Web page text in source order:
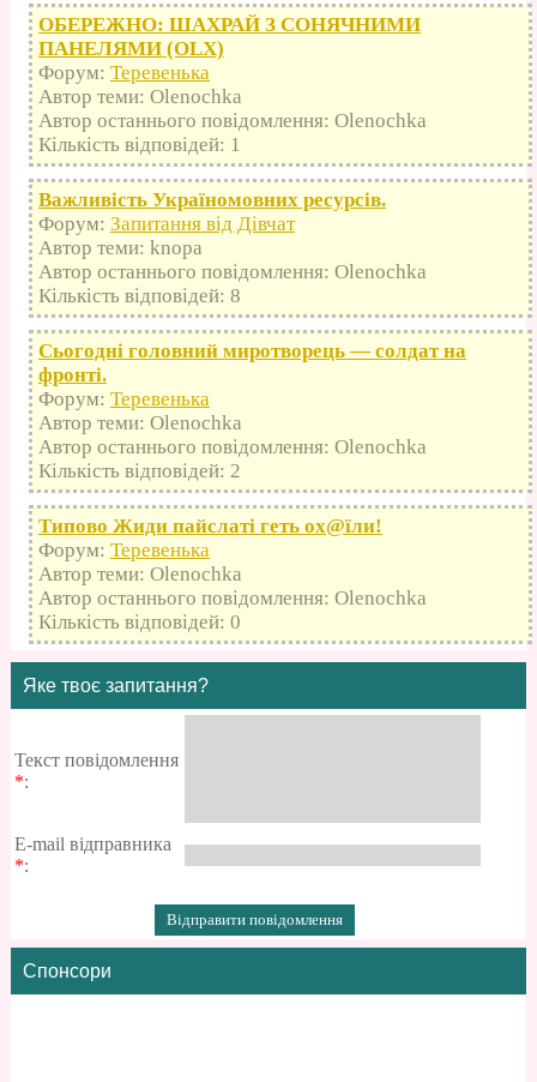
ОБЕРЕЖНО: ШАХРАЙ З СОНЯЧНИМИ
ПАНЕЛЯМИ (OLX)
Форум: Теревенька
Автор теми: Olenochka
Автор останнього повідомлення: Olenochka
Кількість відповідей: 1
Важливість Україномовних ресурсів.
Форум: Запитання від Дівчат
Автор теми: knopa
Автор останнього повідомлення: Olenochka
Кількість відповідей: 8
Сьогодні головний миротворець — солдат на
фронті.
Форум: Теревенька
Автор теми: Olenochka
Автор останнього повідомлення: Olenochka
Кількість відповідей: 2
Типово Жиди пайслаті геть оx@їли!
Форум: Теревенька
Автор теми: Olenochka
Автор останнього повідомлення: Olenochka
Кількість відповідей: 0
Яке твоє запитання?
Текст повідомлення
*:
E-mail відправника
*:
Спонсори